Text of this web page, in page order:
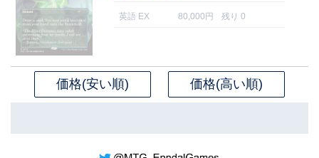
英語 EX 80,000円 残り 0
価格(安い順) 価格(高い順)